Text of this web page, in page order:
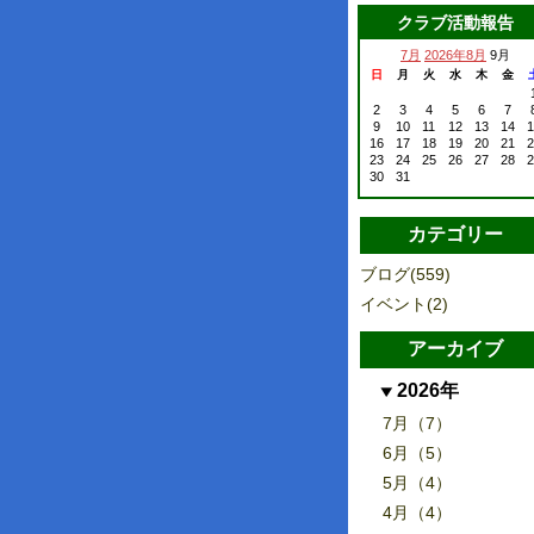
クラブ活動報告
7月 2026年8月 9月
日 月 火 水 木 金
1
2
3 4 5 6 7
9
10 11 12 13 14
16
17 18 19 20 21
23
24 25 26 27 28
30
31
カテゴリー
ブログ(559)
イベント(2)
アーカイブ
2026年
7月（7）
6月（5）
5月（4）
4月（4）